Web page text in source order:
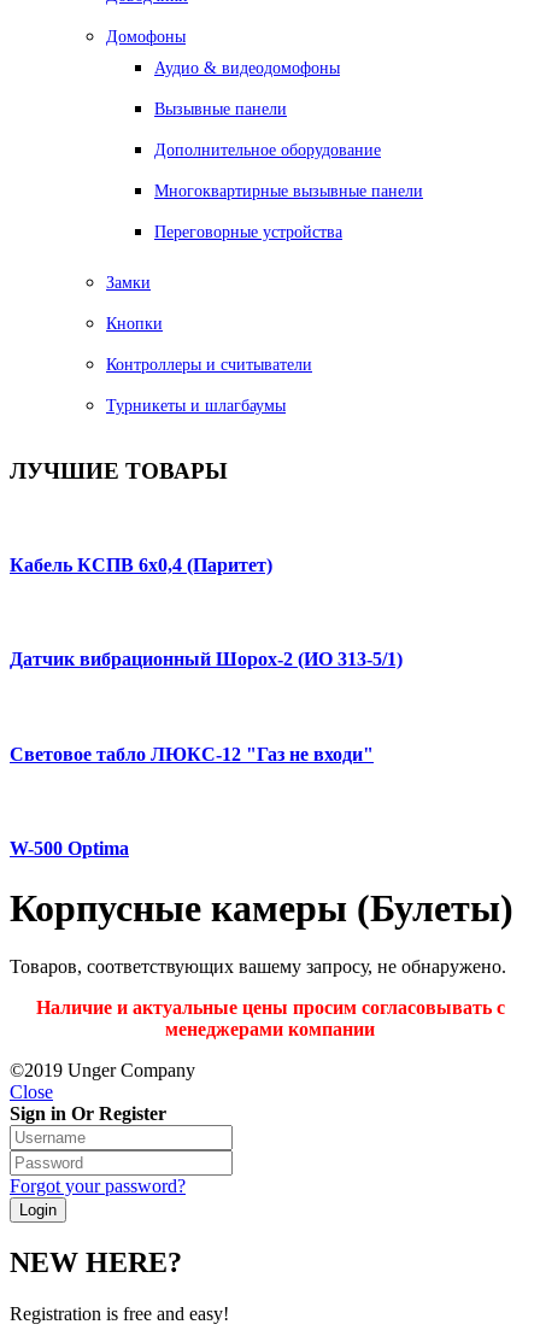
Домофоны
Аудио & видеодомофоны
Вызывные панели
Дополнительное оборудование
Многоквартирные вызывные панели
Переговорные устройства
Замки
Кнопки
Контроллеры и считыватели
Турникеты и шлагбаумы
ЛУЧШИЕ ТОВАРЫ
Кабель КСПВ 6х0,4 (Паритет)
Датчик вибрационный Шорох-2 (ИО 313-5/1)
Световое табло ЛЮКС-12 "Газ не входи"
W-500 Optima
Корпусные камеры (Булеты)
Товаров, соответствующих вашему запросу, не обнаружено.
Наличие и актуальные цены просим согласовывать с
менеджерами компании
©2019 Unger Company
Close
Sign in Or Register
Forgot your password?
NEW HERE?
Registration is free and easy!